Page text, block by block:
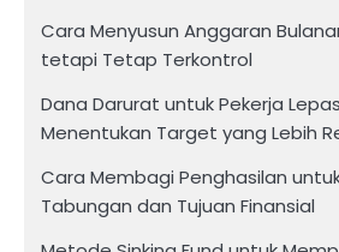
Cara Menyusun Anggaran
tetapi Tetap Terkontrol
Dana Darurat untuk Pekerja
Menentukan Target yang Lebih
Cara Membagi Penghasilan
Tabungan dan Tujuan Finansial